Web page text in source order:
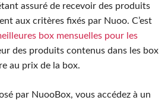
assuré de recevoir des produits
aux critères fixés par Nuoo. C’est
box mensuelles pour les
des produits contenus dans les box
au prix de la box.
par NuooBox, vous accédez à un